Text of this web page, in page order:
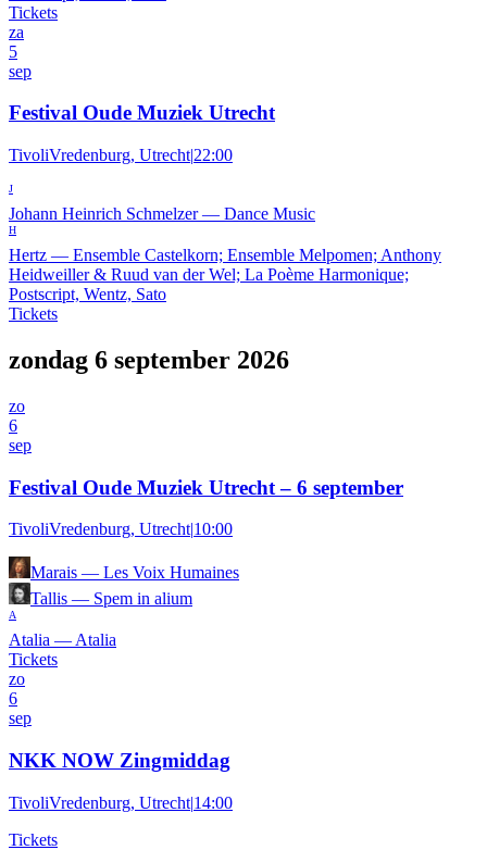
Tickets
za
5
sep
Festival Oude Muziek Utrecht
TivoliVredenburg, Utrecht|22:00
J
Johann Heinrich Schmelzer— Dance Music
H
Hertz — Ensemble Castelkorn; Ensemble Melpomen; Anthony
Heidweiller & Ruud van der Wel; La Poème Harmonique;
Postscript, Wentz, Sato
Tickets
zondag 6 september 2026
zo
6
sep
Festival Oude Muziek Utrecht – 6 september
TivoliVredenburg, Utrecht|10:00
Marais — Les Voix Humaines
Tallis — Spem in alium
A
Atalia —Atalia
Tickets
zo
6
sep
NKK NOW Zingmiddag
TivoliVredenburg, Utrecht|14:00
Tickets